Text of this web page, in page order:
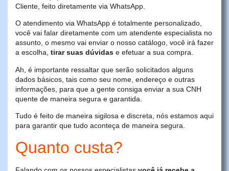
Cliente, feito diretamente via WhatsApp.
O atendimento via WhatsApp é totalmente personalizado,
você vai falar diretamente com um atendente especialista no
assunto, o mesmo vai enviar o nosso catálogo, você irá fazer
a escolha, tirar suas dúvidas e efetuar a sua compra.
Ah, é importante ressaltar que serão solicitados alguns
dados básicos, tais como seu nome, endereço e outras
informações, para que a gente consiga enviar a sua CNH
quente de maneira segura e garantida.
Tudo é feito de maneira sigilosa e discreta, nós estamos aqui
para garantir que tudo aconteça de maneira segura.
Quanto custa?